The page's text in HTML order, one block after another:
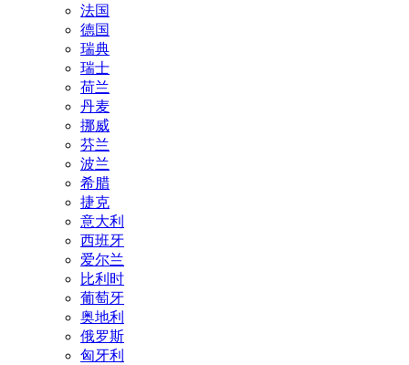
法国
德国
瑞典
瑞士
荷兰
丹麦
挪威
芬兰
波兰
希腊
捷克
意大利
西班牙
爱尔兰
比利时
葡萄牙
奥地利
俄罗斯
匈牙利